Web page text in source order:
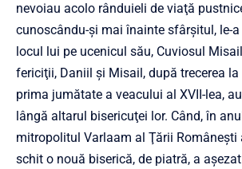
nevoiau acolo rânduieli de viaţă
cunoscându-şi mai înainte sfârşitul, le-
locul lui pe ucenicul său, Cuviosul
fericiţii, Daniil şi Misail, după trecerea la
prima jumătate a veacului al XVII-lea,
lângă altarul bisericuţei lor. Când, în
mitropolitul Varlaam al Ţării Româneşti
schit o nouă biserică, de piatră, a